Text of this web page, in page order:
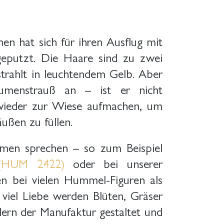
hat sich für ihren Ausflug mit
Die Haare sind zu zwei
in leuchtendem Gelb. Aber
an – ist er nicht
zur Wiese aufmachen, um
zu füllen.
sprechen – so zum Beispiel
2422) oder bei unserer
bei vielen Hummel-Figuren als
Liebe werden Blüten, Gräser
der Manufaktur gestaltet und